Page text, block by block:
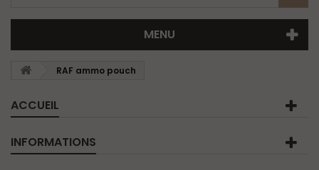
MENU
RAF ammo pouch
ACCUEIL
INFORMATIONS